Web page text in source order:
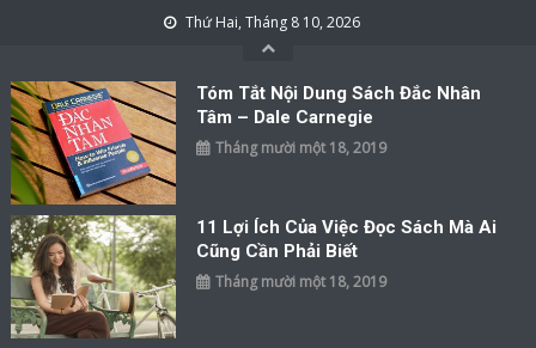
Thứ Hai, Tháng 8 10, 2026
Tóm Tắt Nội Dung Sách Đắc Nhân
Tâm – Dale Carnegie
Tháng mười một 18, 2019
11 Lợi Ích Của Việc Đọc Sách Mà Ai
Cũng Cần Phải Biết
Tháng mười một 18, 2019